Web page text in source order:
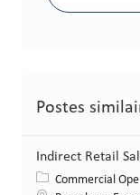
Postes
Indirect Retail
Catégorie
Commercial